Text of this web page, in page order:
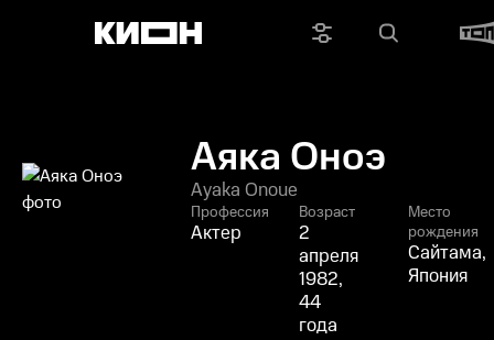
Аяка Оноэ
Ayaka Onoue
Профессия
Актер
Возраст
2
апреля
1982,
44
года
Место
рождения
Сайтама,
Япония